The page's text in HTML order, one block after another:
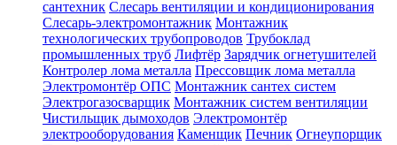
сантехник Слесарь вентиляции и кондиционирования
Слесарь-электромонтажник Монтажник
технологических трубопроводов Трубоклад
промышленных труб Лифтёр Зарядчик огнетушителей
Контролер лома металла Прессовщик лома металла
Электромонтёр ОПС Монтажник сантех систем
Электрогазосварщик Монтажник систем вентиляции
Чистильщик дымоходов Электромонтёр
электрооборудования Каменщик Печник Огнеупорщик